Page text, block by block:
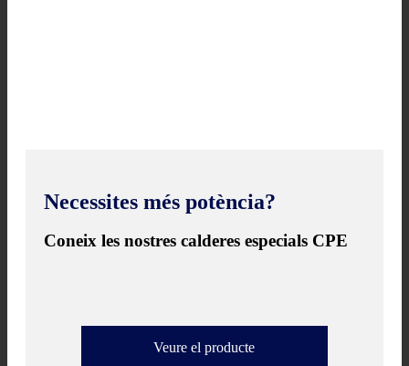
Necessites més potència?
Coneix les nostres calderes especials CPE
Veure el producte